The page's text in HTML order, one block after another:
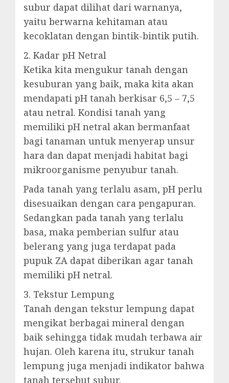
subur dapat dilihat dari warnanya,
yaitu berwarna kehitaman atau
kecoklatan dengan bintik-bintik putih.
2. Kadar pH Netral
Ketika kita mengukur tanah dengan
kesuburan yang baik, maka kita akan
mendapati pH tanah berkisar 6,5 – 7,5
atau netral. Kondisi tanah yang
memiliki pH netral akan bermanfaat
bagi tanaman untuk menyerap unsur
hara dan dapat menjadi habitat bagi
mikroorganisme penyubur tanah.
Pada tanah yang terlalu asam, pH perlu
disesuaikan dengan cara pengapuran.
Sedangkan pada tanah yang terlalu
basa, maka pemberian sulfur atau
belerang yang juga terdapat pada
pupuk ZA dapat diberikan agar tanah
memiliki pH netral.
3. Tekstur Lempung
Tanah dengan tekstur lempung dapat
mengikat berbagai mineral dengan
baik sehingga tidak mudah terbawa air
hujan. Oleh karena itu, strukur tanah
lempung juga menjadi indikator bahwa
tanah tersebut subur.